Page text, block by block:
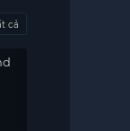
cả